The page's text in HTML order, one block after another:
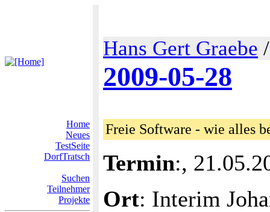
Hans Gert Graebe
2009-05-28
Home
Neues
TestSeite
DorfTratsch
Suchen
Teilnehmer
Projekte
Freie Software - wie alles
Termin:,
Ort: Interim